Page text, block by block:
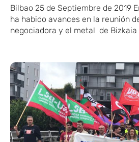
Bilbao 25 de Septiembre de 2019
ha habido avances en la reunión
negociadora y el metal de Bizkaia